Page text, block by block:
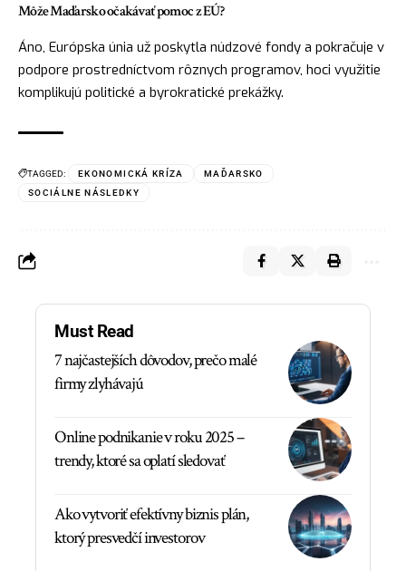
Môže Maďarsko očakávať pomoc z EÚ?
Áno, Európska únia už poskytla núdzové fondy a pokračuje v
podpore prostredníctvom rôznych programov, hoci využitie
komplikujú politické a byrokratické prekážky.
TAGGED: EKONOMICKÁ KRÍZA
MAĎARSKO
SOCIÁLNE NÁSLEDKY
Must Read
7 najčastejších dôvodov, prečo malé
firmy zlyhávajú
Online podnikanie v roku 2025 –
trendy, ktoré sa oplatí sledovať
Ako vytvoriť efektívny biznis plán,
ktorý presvedčí investorov